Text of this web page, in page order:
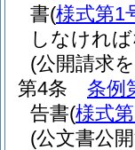
書(様式第1
しなけれ
(公開請求
第4条
条例
告書(様式
(公文書公